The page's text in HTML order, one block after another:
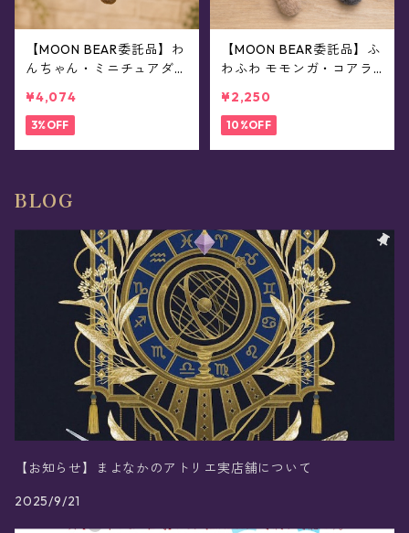
【MOON BEAR委託品】わ
んちゃん・ミニチュアダッ
スマホクリップ
¥4,074
3%OFF
【MOON BEAR委託品】ふ
わふわ モモンガ・コアラ
¥2,250
10%OFF
BLOG
【お知らせ】まよなかのアトリエ実店舗について
2025/9/21